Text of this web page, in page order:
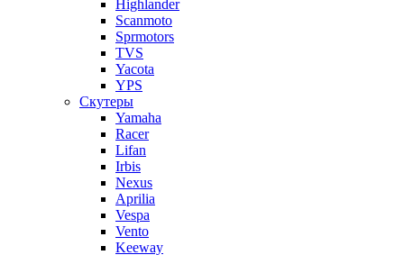
Highlander
Scanmoto
Sprmotors
TVS
Yacota
YPS
Скутеры
Yamaha
Racer
Lifan
Irbis
Nexus
Aprilia
Vespa
Vento
Keeway